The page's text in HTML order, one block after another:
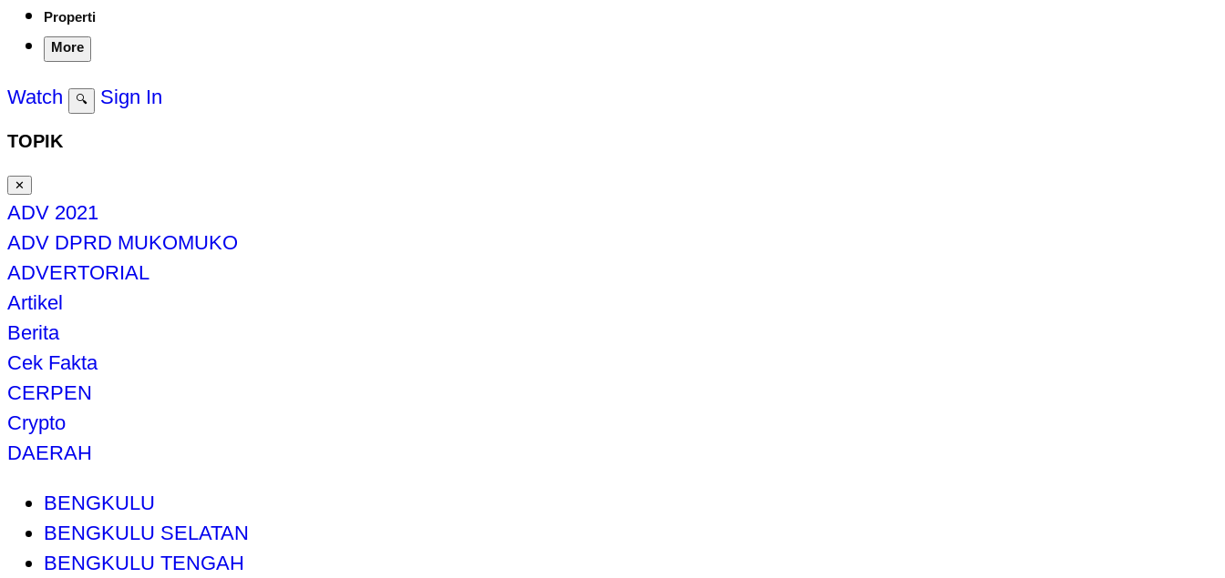
Properti
More
Watch 🔍 Sign In
TOPIK
✕
ADV 2021
ADV DPRD MUKOMUKO
ADVERTORIAL
Artikel
Berita
Cek Fakta
CERPEN
Crypto
DAERAH
BENGKULU
BENGKULU SELATAN
BENGKULU TENGAH